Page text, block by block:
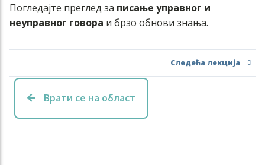
Погледајте преглед за писање управног и
неуправног говора и брзо обнови знања.
Следећа лекција
Врати се на област